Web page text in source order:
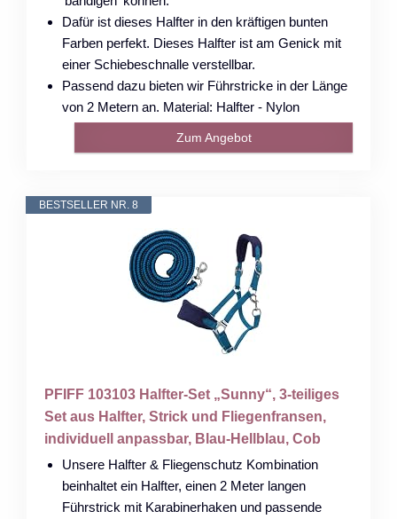
Dafür ist dieses Halfter in den kräftigen bunten
Farben perfekt. Dieses Halfter ist am Genick mit
einer Schiebeschnalle verstellbar.
Passend dazu bieten wir Führstricke in der Länge
von 2 Metern an. Material: Halfter - Nylon
Zum Angebot
BESTSELLER NR. 8
PFIFF 103103 Halfter-Set „Sunny“, 3-teiliges
Set aus Halfter, Strick und Fliegenfransen,
individuell anpassbar, Blau-Hellblau, Cob
Unsere Halfter & Fliegenschutz Kombination
beinhaltet ein Halfter, einen 2 Meter langen
Führstrick mit Karabinerhaken und passende